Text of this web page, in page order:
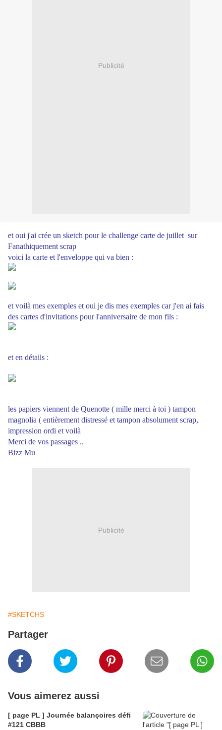
Publicité
et oui j'ai crée un sketch pour le challenge carte de juillet sur
Fanathiquement scrap
voici la carte et l'enveloppe qui va bien :
et voilà mes exemples et oui je dis mes exemples car j'en ai fais
des cartes d'invitations pour l'anniversaire de mon fils :
et en détails :
les papiers viennent de Quenotte ( mille merci à toi ) tampon
magnolia ( entièrement distressé et tampon absolument scrap,
impression ordi et voilà
Merci de vos passages ..
Bizz Mu
Publicité
#SKETCHS
Partager
Vous aimerez aussi
[ page PL ] Journée balançoires défi
#121 CBBB